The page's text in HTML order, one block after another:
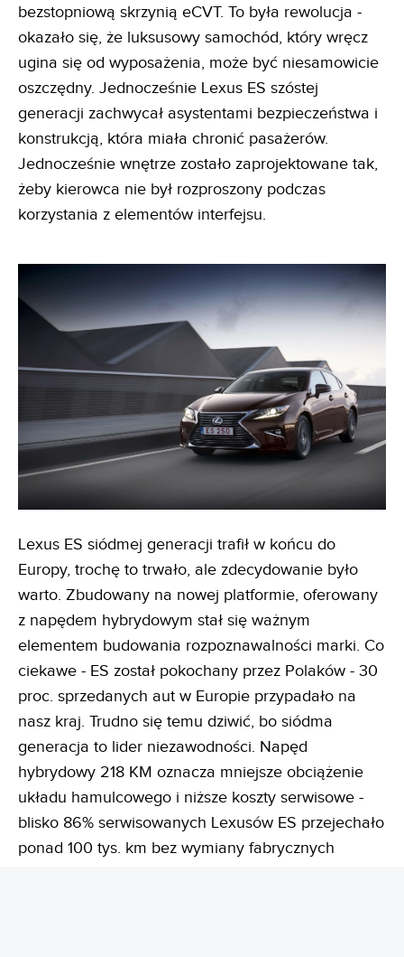
bezstopniową skrzynią eCVT. To była rewolucja -
okazało się, że luksusowy samochód, który wręcz
ugina się od wyposażenia, może być niesamowicie
oszczędny. Jednocześnie Lexus ES szóstej
generacji zachwycał asystentami bezpieczeństwa i
konstrukcją, która miała chronić pasażerów.
Jednocześnie wnętrze zostało zaprojektowane tak,
żeby kierowca nie był rozproszony podczas
korzystania z elementów interfejsu.
Lexus ES siódmej generacji trafił w końcu do
Europy, trochę to trwało, ale zdecydowanie było
warto. Zbudowany na nowej platformie, oferowany
z napędem hybrydowym stał się ważnym
elementem budowania rozpoznawalności marki. Co
ciekawe - ES został pokochany przez Polaków - 30
proc. sprzedanych aut w Europie przypadało na
nasz kraj. Trudno się temu dziwić, bo siódma
generacja to lider niezawodności. Napęd
hybrydowy 218 KM oznacza mniejsze obciążenie
układu hamulcowego i niższe koszty serwisowe -
blisko 86% serwisowanych Lexusów ES przejechało
ponad 100 tys. km bez wymiany fabrycznych